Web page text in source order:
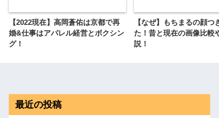
【2022現在】高岡蒼佑は京都で再
婚&仕事はアパレル経営とボクシン
グ！
【なぜ】もちまるの顔つ
た！昔と現在の画像比較
説！
最近の投稿